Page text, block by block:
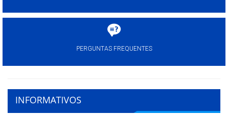
PERGUNTAS FREQUENTES
INFORMATIVOS